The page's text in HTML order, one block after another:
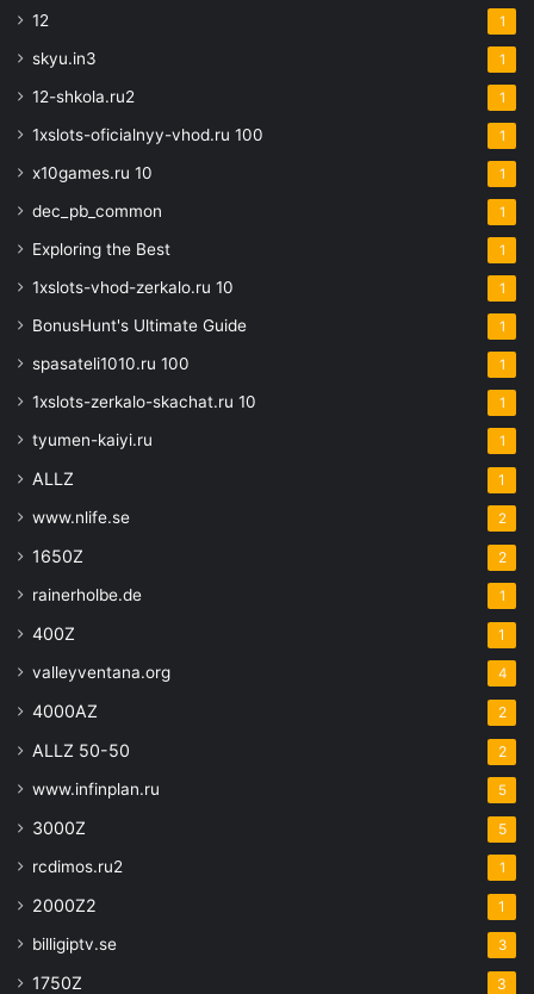
12 1
skyu.in3 1
12-shkola.ru2 1
1xslots-oficialnyy-vhod.ru 100 1
x10games.ru 10 1
dec_pb_common 1
Exploring the Best 1
1xslots-vhod-zerkalo.ru 10 1
BonusHunt's Ultimate Guide 1
spasateli1010.ru 100 1
1xslots-zerkalo-skachat.ru 10 1
tyumen-kaiyi.ru 1
ALLZ 1
www.nlife.se 2
1650Z 2
rainerholbe.de 1
400Z 1
valleyventana.org 4
4000AZ 2
ALLZ 50-50 2
www.infinplan.ru 5
3000Z 5
rcdimos.ru2 1
2000Z2 1
billigiptv.se 3
1750Z 3